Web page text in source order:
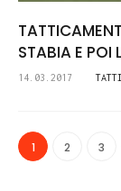
STABIA E POI
14.03.2017
1 2 3